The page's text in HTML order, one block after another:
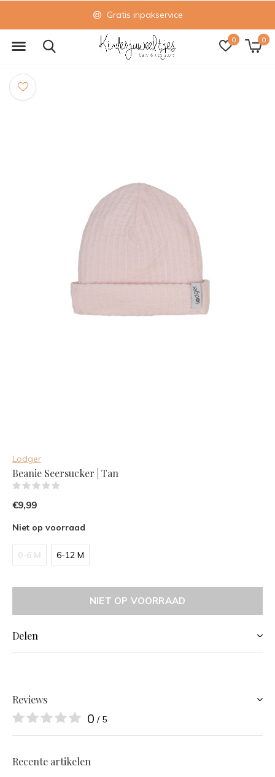
0 0
Gratis inpakservice
Lodger
Beanie Seersucker | Tan
€9,99
Niet op voorraad
0-6 M 6-12 M
NIET OP VOORRAAD
Delen
Reviews
0 / 5
Recente artikelen